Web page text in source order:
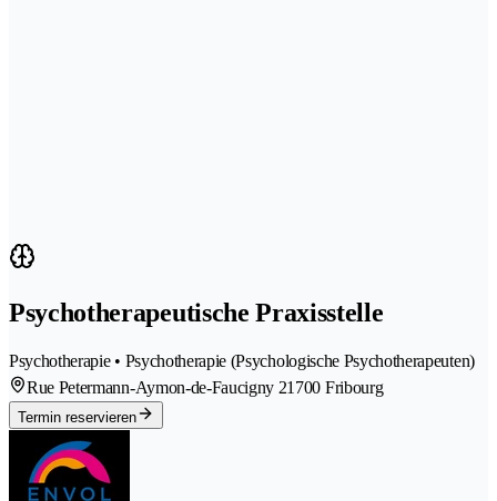
Psychotherapeutische Praxisstelle
Psychotherapie • Psychotherapie (Psychologische Psychotherapeuten)
Rue Petermann-Aymon-de-Faucigny 21700 Fribourg
Termin reservieren